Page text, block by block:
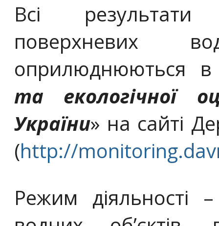
Всі результати
поверхневих
оприлюднюються в
та екологічної
України» на сайті
(http://
Режим діяльності